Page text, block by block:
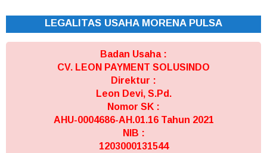
LEGALITAS USAHA MORENA PULSA
Badan Usaha :
CV. LEON PAYMENT SOLUSINDO
Direktur :
Leon Devi, S.Pd.
Nomor SK :
AHU-0004686-AH.01.16 Tahun 2021
NIB :
1203000131544